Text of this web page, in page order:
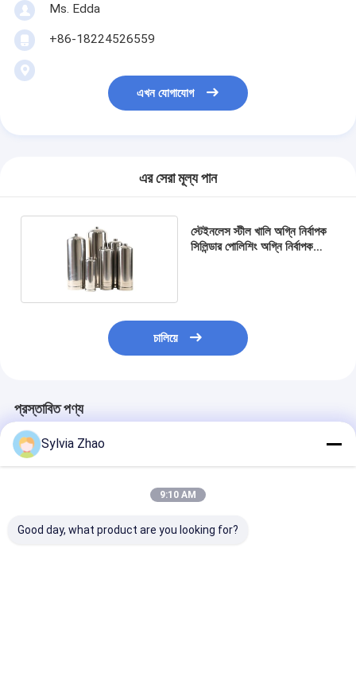
Ms. Edda
+86-18224526559
এখন যোগাযোগ
এর সেরা মূল্য পান
স্টেইনলেস স্টীল খালি অগ্নি নির্বাপক
সিলিন্ডার পোলিশিং অগ্নি নির্বাপক
চালিয়ে
প্রস্তাবিত পণ্য
Sylvia Zhao
9:10 AM
Good day, what product are you looking for?